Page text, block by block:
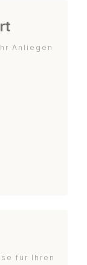
Anliegen
für Ihren